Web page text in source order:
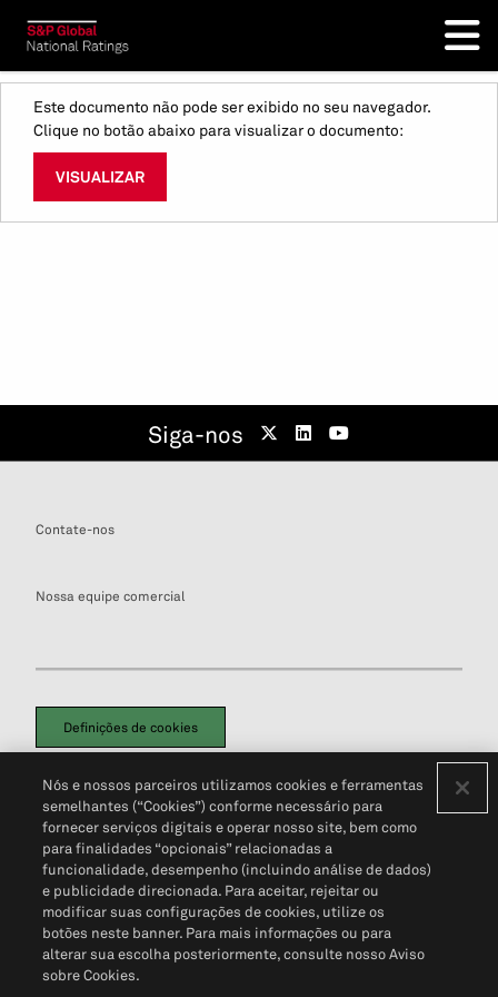
Este documento não pode ser exibido no seu navegador.
Clique no botão abaixo para visualizar o documento:
VISUALIZAR
Siga-nos
Contate-nos
Nossa equipe comercial
Definições de cookies
Política de PrivacidadePortal de privacidade do cliente (em inglês)
Não Venda Minhas Informações Pessoais© 2026 S&P Global
Nós e nossos parceiros utilizamos cookies e ferramentas
semelhantes (“Cookies”) conforme necessário para
fornecer serviços digitais e operar nosso site, bem como
para finalidades “opcionais” relacionadas a
funcionalidade, desempenho (incluindo análise de dados)
e publicidade direcionada. Para aceitar, rejeitar ou
modificar suas configurações de cookies, utilize os
botões neste banner. Para mais informações ou para
alterar sua escolha posteriormente, consulte nosso Aviso
sobre Cookies.